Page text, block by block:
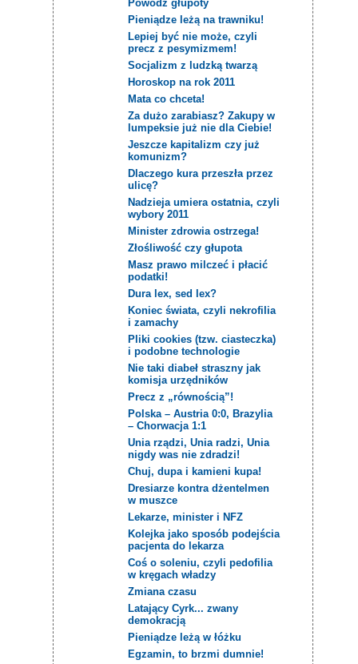
Powódź głupoty
Pieniądze leżą na trawniku!
Lepiej być nie może, czyli
precz z pesymizmem!
Socjalizm z ludzką twarzą
Horoskop na rok 2011
Mata co chceta!
Za dużo zarabiasz? Zakupy w
lumpeksie już nie dla Ciebie!
Jeszcze kapitalizm czy już
komunizm?
Dlaczego kura przeszła przez
ulicę?
Nadzieja umiera ostatnia, czyli
wybory 2011
Minister zdrowia ostrzega!
Złośliwość czy głupota
Masz prawo milczeć i płacić
podatki!
Dura lex, sed lex?
Koniec świata, czyli nekrofilia
i zamachy
Pliki cookies (tzw. ciasteczka)
i podobne technologie
Nie taki diabeł straszny jak
komisja urzędników
Precz z „równością”!
Polska – Austria 0:0, Brazylia
– Chorwacja 1:1
Unia rządzi, Unia radzi, Unia
nigdy was nie zdradzi!
Chuj, dupa i kamieni kupa!
Dresiarze kontra dżentelmen
w muszce
Lekarze, minister i NFZ
Kolejka jako sposób podejścia
pacjenta do lekarza
Coś o soleniu, czyli pedofilia
w kręgach władzy
Zmiana czasu
Latający Cyrk... zwany
demokracją
Pieniądze leżą w łóżku
Egzamin, to brzmi dumnie!